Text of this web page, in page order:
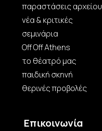
παραστάσεις αρχείου
νέα & κριτικές
σεμινάρια
Off Off Athens
το θέατρό μας
παιδική σκηνή
θερινές προβολές
Επικοινωνία